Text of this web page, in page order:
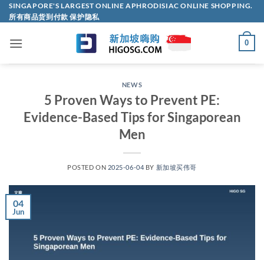
Skip
to
SINGAPORE'S LARGEST ONLINE APHRODISIAC ONLINE SHOPPING.
所有商品货到付款 保护隐私
0
NEWS
5 Proven Ways to Prevent PE:
Evidence-Based Tips for Singaporean
Men
POSTED ON 2025-06-04 BY 新加坡买伟哥
04
Jun